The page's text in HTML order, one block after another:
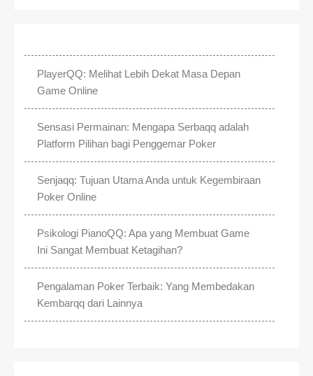
PlayerQQ: Melihat Lebih Dekat Masa Depan
Game Online
Sensasi Permainan: Mengapa Serbaqq adalah
Platform Pilihan bagi Penggemar Poker
Senjaqq: Tujuan Utama Anda untuk Kegembiraan
Poker Online
Psikologi PianoQQ: Apa yang Membuat Game
Ini Sangat Membuat Ketagihan?
Pengalaman Poker Terbaik: Yang Membedakan
Kembarqq dari Lainnya